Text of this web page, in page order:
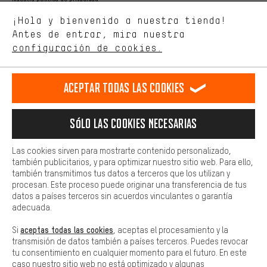
Idioma"
español
ES english Deutsch
RESCINDIR EL CONTRATO Comunidad de Aquisgrán
Aviso Legal Protección de datos Condiciones Generales
Plataforma de reportes Reciclaje de baterias
Configuración de las cookies Ajusta el contraste
Todos los precios indicados son en euros e sin MwSt, más
gastos de envío aEstados Unidos.
¡Hola y bienvenido a nuestra tienda!
Antes de entrar, mira nuestra
configuración de cookies.
tienda. Con las cookies de rendimiento, puedes influir en la mejora
de nuestro sitio web y nuestra oferta de la tienda con tu
comportamiento de compra.
Más confort
cookies de comodidad, creamos enlaces a plataformas de redes
sociales. Esto nos permite proporcionarle más contenido e
adicionales que le ayudarán a encontrar los productos adecuados.
preguntas de forma rápida y sencilla.
Básica
Las cookies básicas aseguran que puedas usar nuestro sitio web.
Aceptar todas las cookies
Sólo las cookies necesarias
Las cookies sirven para mostrarte contenido personalizado,
también publicitarios, y para optimizar nuestro sitio web. Para ello,
también transmitimos tus datos a terceros que los utilizan y
procesan. Este proceso puede originar una transferencia de tus
datos a países terceros sin acuerdos vinculantes o garantía
adecuada.
Si aceptas todas las cookies , aceptas el procesamiento y la
transmisión de datos también a países terceros. Puedes revocar
tu consentimiento en cualquier momento para el futuro. En este
caso nuestro sitio web no está optimizado y algunas